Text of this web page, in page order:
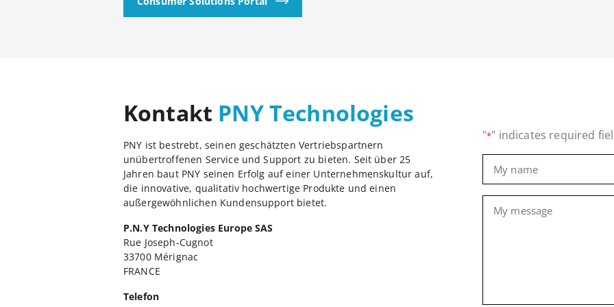
Kontakt PNY Technologies
PNY ist bestrebt, seinen geschätzten Vertriebspartnern
unübertroffenen Service und Support zu bieten. Seit über 25
Jahren baut PNY seinen Erfolg auf einer Unternehmenskultur auf,
die innovative, qualitativ hochwertige Produkte und einen
außergewöhnlichen Kundensupport bietet.
P.N.Y Technologies Europe SAS
Rue Joseph-Cugnot
33700 Mérignac
FRANCE
Telefon
"*" indicates required